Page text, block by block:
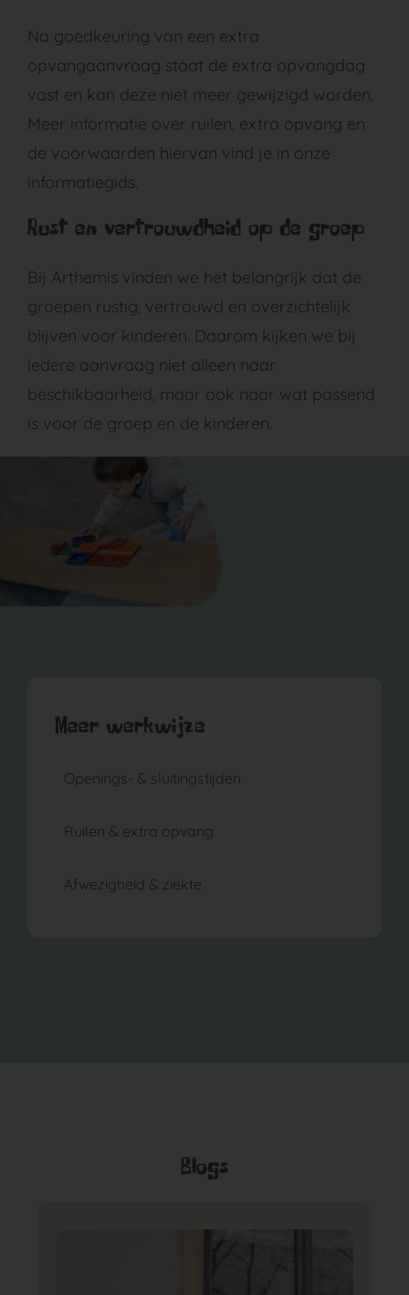
Na goedkeuring van een extra
opvangaanvraag staat de extra opvangdag
vast en kan deze niet meer gewijzigd worden.
Meer informatie over ruilen, extra opvang en
de voorwaarden hiervan vind je in onze
informatiegids.
Rust en vertrouwdheid op de groep
Bij Arthemis vinden we het belangrijk dat de
groepen rustig, vertrouwd en overzichtelijk
blijven voor kinderen. Daarom kijken we bij
iedere aanvraag niet alleen naar
beschikbaarheid, maar ook naar wat passend
is voor de groep en de kinderen.
Meer werkwijze
Openings- & sluitingstijden
Ruilen & extra opvang
Afwezigheid & ziekte
Blogs